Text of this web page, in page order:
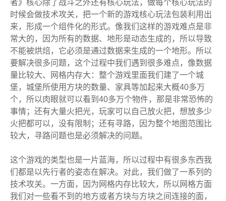
者》核心除了战斗之外还有核心玩法，做每个核心玩法的
时候会做技术攻关，把一个新的游戏核心玩法包装利用出
来，形成一个组件化的形式。像我们这样的游戏难点是非
常大的，因为所有的数据、地形是动态生成的，所以导致
不能被烘焙，它必须是通过数据来生成的一个地形。所以
要解决很多问题，这个过程中我们遇到很多难点，像数据
量比较大、网格内存大：整个游戏里面我们建了一个城
堡，城堡所使用方块的数量、家具等加起来大概40多万
个，所以肉眼就可以看到40多万个物件，那是非常恐怖的
事情；还有大量火把光，玩家可以自己放火把，想放多少
火把都可以，没有限制；还有寻路，因为整个地图范围比
较大，寻路问题也是必须解决的问题。
这个游戏的类型也是一片蓝海，所以过程中有很多东西我
们都是以先行者的姿态在解决。对此，我们做了一系列的
技术攻关。一方面，因为网格内存比较大，所以网格方面
我们对一些看不到的地方或者方块与方块之间连接的面，